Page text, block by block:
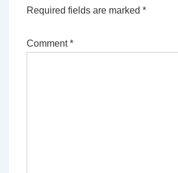
Required fields are marked *
Comment*